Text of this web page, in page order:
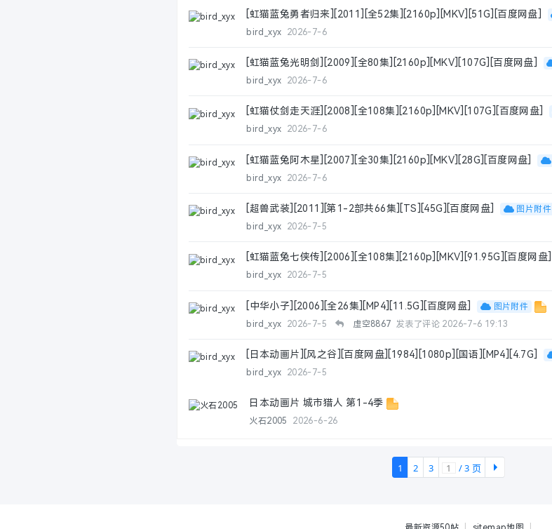
[虹猫蓝兔勇者归来][2011][全52集][2160p][MKV][51G][百度网盘]
bird_xyx
2026-7-6
[虹猫蓝兔光明剑][2009][全80集][2160p][MKV][107G][百度网盘]
bird_xyx
2026-7-6
[虹猫仗剑走天涯][2008][全108集][2160p][MKV][107G][百度网盘]
bird_xyx
2026-7-6
[虹猫蓝兔阿木星][2007][全30集][2160p][MKV][28G][百度网盘]
bird_xyx
2026-7-6
[超兽武装][2011][第1-2部共66集][TS][45G][百度网盘]
图片附件
bird_xyx
2026-7-5
[虹猫蓝兔七侠传][2006][全108集][2160p][MKV][91.95G][百度网盘]
bird_xyx
2026-7-5
[中华小子][2006][全26集][MP4][11.5G][百度网盘]
图片附件
bird_xyx
2026-7-5 虚空8867 发表了评论 2026-7-6 19:13
[日本动画片][风之谷][百度网盘][1984][1080p][国语][MP4][4.7G]
bird_xyx
2026-7-5
日本动画片 城市猎人 第1-4季
火石2005 2026-6-26
1 2 3 / 3 页